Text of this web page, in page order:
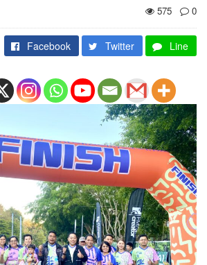
575
0
Facebook Twitter Line